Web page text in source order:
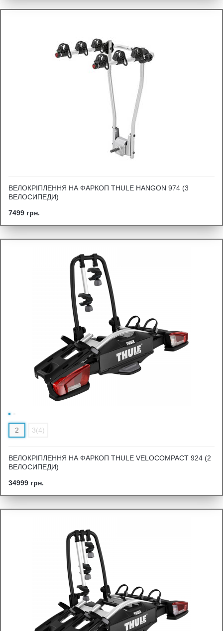
ВЕЛОКРІПЛЕННЯ НА ФАРКОП THULE HANGON 974 (3
ВЕЛОСИПЕДИ)
7499 грн.
2 3(4)
ВЕЛОКРІПЛЕННЯ НА ФАРКОП THULE VELOCOMPACT 924 (2
ВЕЛОСИПЕДИ)
34999 грн.